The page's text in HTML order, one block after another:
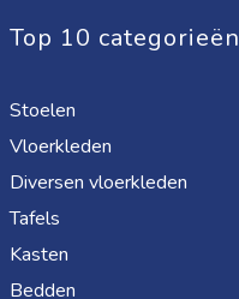
Top 10 categorieën
Stoelen
Vloerkleden
Diversen vloerkleden
Tafels
Kasten
Bedden